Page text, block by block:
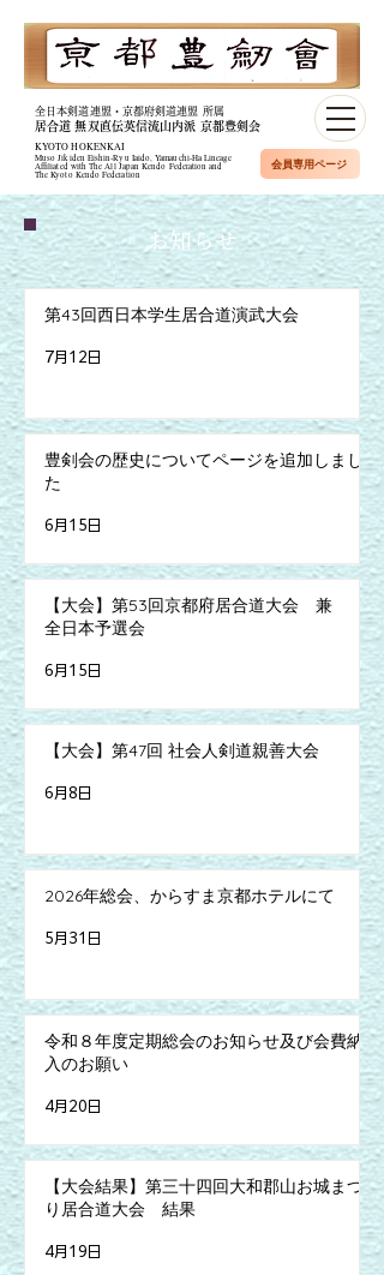
全日本剣道連盟・京都府剣道連盟 所属
居合道 無双直伝英信流山内派 京都豊剣会
KYOTO HOKENKAI
Muso Jikiden Eishin-Ryu Iaido, Yamauchi-Ha Lineage​
Affiliated with The All Japan Kendo Federation and
The Kyoto Kendo Federation
会員専用ページ
​お知らせ
第43回西日本学生居合道演武大会
7月12日
豊剣会の歴史についてページを追加しまし
た
6月15日
【大会】第53回京都府居合道大会 兼
全日本予選会
6月15日
【大会】第47回 社会人剣道親善大会
6月8日
2026年総会、からすま京都ホテルにて
5月31日
令和８年度定期総会のお知らせ及び会費納
入のお願い
4月20日
【大会結果】第三十四回大和郡山お城まつ
り居合道大会 結果
4月19日